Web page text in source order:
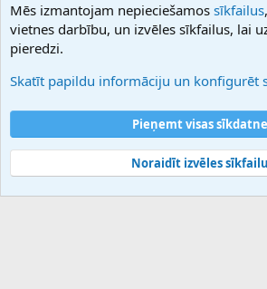
Hostmaria
Atbalsts
Palīdzība
Noteikumi un nosacījumi
Privātuma politika
Community platform by XenForo® © 2010-2025
Mēs izmantojam nepieciešamos sīkfailus
vietnes darbību, un izvēles sīkfailus, lai
pieredzi.
Skatīt papildu informāciju un konfigurēt
Pieņemt visas
Noraidīt izvēles